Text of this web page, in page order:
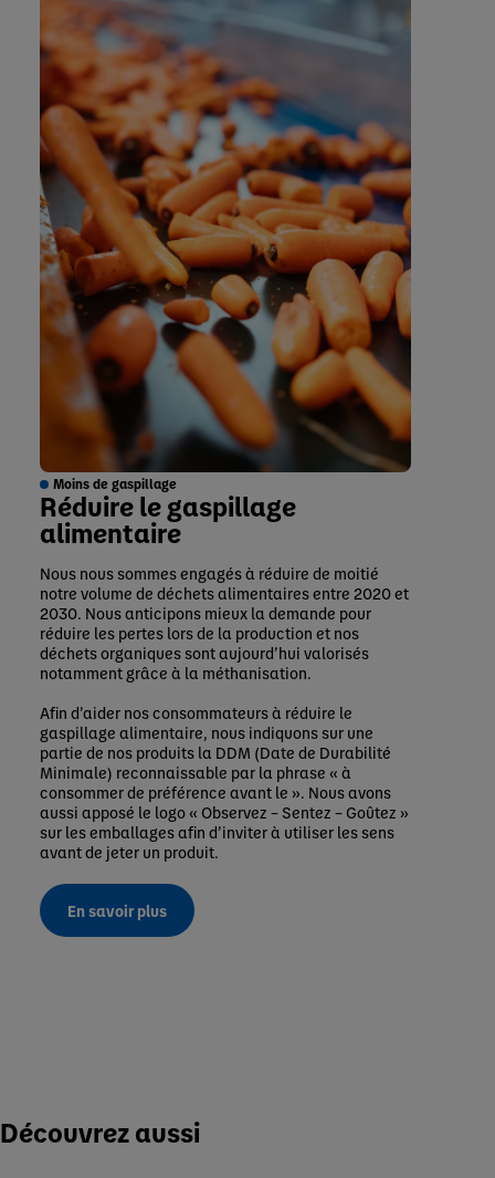
Moins de gaspillage
Réduire le gaspillage
alimentaire
Nous nous sommes engagés à réduire de moitié
notre volume de déchets alimentaires entre 2020 et
2030. Nous anticipons mieux la demande pour
réduire les pertes lors de la production et nos
déchets organiques sont aujourd’hui valorisés
notamment grâce à la méthanisation.
Afin d’aider nos consommateurs à réduire le
gaspillage alimentaire, nous indiquons sur une
partie de nos produits la DDM (Date de Durabilité
Minimale) reconnaissable par la phrase « à
consommer de préférence avant le ». Nous avons
aussi apposé le logo « Observez – Sentez – Goûtez »
sur les emballages afin d’inviter à utiliser les sens
avant de jeter un produit.
En savoir plus
Découvrez aussi